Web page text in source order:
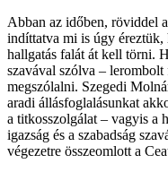
Abban az időben, röviddel
indíttatva mi is úgy éreztük,
hallgatás falát át kell törni.
szavával szólva –
megszólalni. Szegedi
aradi állásfoglalásunkat
a titkosszolgálat – vagyis a
igazság és a szabadság
végezetre összeomlott a